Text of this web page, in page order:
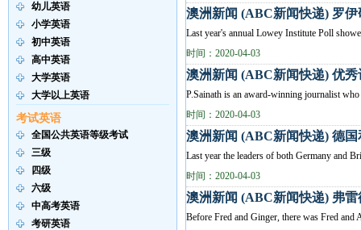
幼儿英语
小学英语
初中英语
高中英语
大学英语
大学以上英语
考试英语
全国公共英语等级考试
三级
四级
六级
中高考英语
考研英语
澳洲新闻 (ABC新闻快递) 罗
Last year's annual Lowey Institute Poll
时间：2020-04-03
澳洲新闻 (ABC新闻快递) 优
P.Sainath is an award-winning journalist
时间：2020-04-03
澳洲新闻 (ABC新闻快递) 德
Last year the leaders of both Germany and
时间：2020-04-03
澳洲新闻 (ABC新闻快递) 弗
Before Fred and Ginger, there was Fred and